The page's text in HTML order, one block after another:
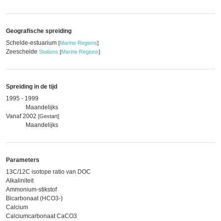
Geografische spreiding
Schelde-estuarium [Marine Regions]
Zeeschelde Stations [Marine Regions]
Spreiding in de tijd
1995 - 1999
Maandelijks
Vanaf 2002 [Gestart]
Maandelijks
Parameters
13C/12C isotope ratio van DOC
Alkaliniteit
Ammonium-stikstof
Bicarbonaat (HCO3-)
Calcium
Calciumcarbonaat CaCO3